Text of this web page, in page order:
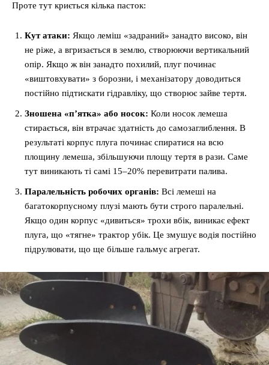
Проте тут криється кілька пасток:
Кут атаки: Якщо леміш «задраний» занадто високо, він
не ріже, а вгризається в землю, створюючи вертикальний
опір. Якщо ж він занадто похилий, плуг починає
«виштовхувати» з борозни, і механізатору доводиться
постійно підтискати гідравліку, що створює зайве тертя.
Зношена «п’ятка» або носок: Коли носок лемеша
стирається, він втрачає здатність до самозаглиблення. В
результаті корпус плуга починає спиратися на всю
площину лемеша, збільшуючи площу тертя в рази. Саме
тут виникають ті самі 15–20% перевитрати палива.
Паралельність робочих органів: Всі лемеші на
багатокорпусному плузі мають бути строго паралельні.
Якщо один корпус «дивиться» трохи вбік, виникає ефект
плуга, що «тягне» трактор убік. Це змушує водія постійно
підрулювати, що ще більше гальмує агрегат.